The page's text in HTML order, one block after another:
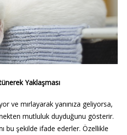
Yaklaşması
ve mırlayarak yanınıza geliyorsa,
mutluluk duyduğunu gösterir.
bu şekilde ifade ederler. Özellikle